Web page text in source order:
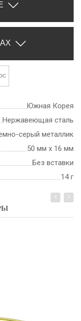
Южная Корея
Нержавеющая сталь
серый металлик
50 мм х 16 мм
Без вставки
14 г